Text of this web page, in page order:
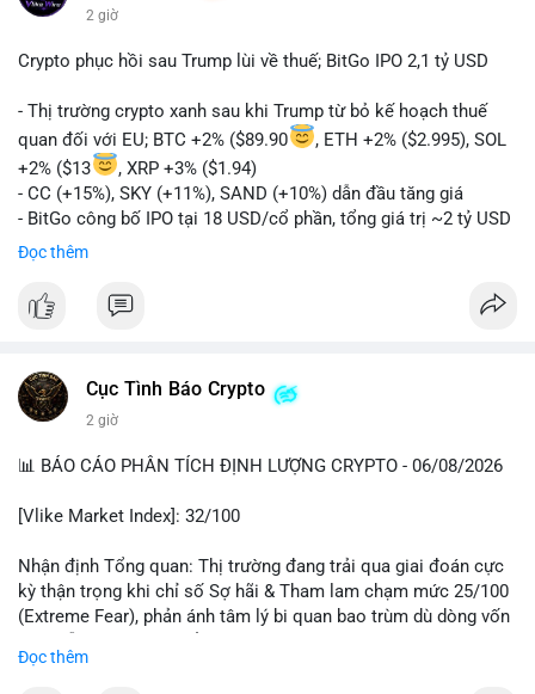
2 giờ
Crypto phục hồi sau Trump lùi về thuế; BitGo IPO 2,1 tỷ USD
- Thị trường crypto xanh sau khi Trump từ bỏ kế hoạch thuế
quan đối với EU; BTC +2% ($89.90
, ETH +2% ($2.995), SOL
+2% ($13
, XRP +3% ($1.94)
- CC (+15%), SKY (+11%), SAND (+10%) dẫn đầu tăng giá
- BitGo công bố IPO tại 18 USD/cổ phần, tổng giá trị ~2 tỷ USD
- Vitalik Buterin đề xuất DVT staking bản địa để tăng cường
bảo mật và phi tập trung Ethereum
- Hong Kong phát hành giấy phép stablecoin mới với yêu cầu
tuân thủ nghiêm ngặt
- Trump hy vọng ký vào luật cấu trúc thị trường crypto sớm
nonostante sự bất đồng trong Quốc hội
- Saga’s EVM blockchain ngừng hoạt động sau cuộc tấn công
- Steak ’n Shake cho phép nhân viên nhận lương một phần dưới
#binancesquare #cryptonews
#steaknshake
$btc $eth $sol $xrp $cc#cc$sky#sky$sand#sand
#vlikevn
Đọc thêm
Cục Tình Báo Crypto
2 giờ
📊 BÁO CÁO PHÂN TÍCH ĐỊNH LƯỢNG CRYPTO - 06/08/2026
[Vlike Market Index]: 32/100
Nhận định Tổng quan: Thị trường đang trải qua giai đoán cực
kỳ thận trọng khi chỉ số Sợ hãi & Tham lam chạm mức 25/100
(Extreme Fear), phản ánh tâm lý bi quan bao trùm dù dòng vốn
Đọc thêm